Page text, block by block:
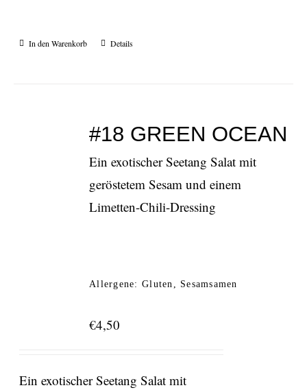
In den Warenkorb Details
#18 GREEN OCEAN
Ein exotischer Seetang Salat mit
geröstetem Sesam und einem
Limetten-Chili-Dressing
Allergene: Gluten, Sesamsamen
€4,50
Ein exotischer Seetang Salat mit